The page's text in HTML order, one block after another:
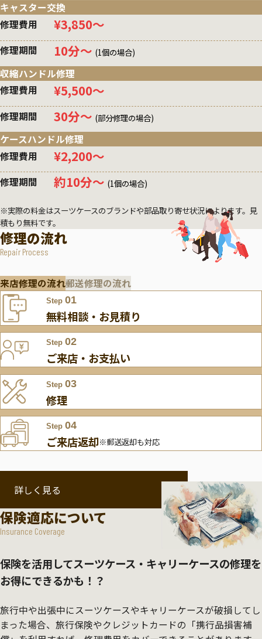
キャスター交換
修理費用
¥3,850〜
修理期間 10分〜 (1個の場合)
収縮ハンドル修理
修理費用
¥5,500〜
修理期間 30分〜 (部分修理の場合)
ケースハンドル修理
修理費用
¥2,200〜
修理期間 約10分〜 (1個の場合)
※実際の料金はスーツケースのブランドや部品取り寄せ状況によります。見
積もり無料です。
修理の流れ
Repair Process
来店修理の流れ郵送修理の流れ
Step 01
無料相談・お見積り
Step 02
ご来店・お支払い
Step 03
修理
Step 04
ご来店返却※郵送返却も対応
詳しく見る
保険適応について
Insurance Coverage
保険を活用してスーツケース・キャリーケースの修理を
お得にできるかも！？
旅行中や出張中にスーツケースやキャリーケースが破損してし
まった場合、旅行保険やクレジットカードの「携行品損害補